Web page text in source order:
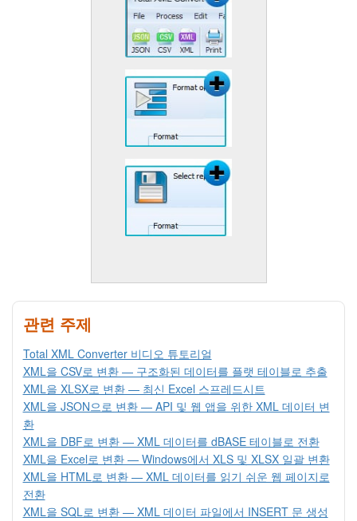
관련 주제
Total XML Converter 비디오 튜토리얼
XML을 CSV로 변환 — 구조화된 데이터를 플랫 테이블로 추출
XML을 XLSX로 변환 — 최신 Excel 스프레드시트
XML을 JSON으로 변환 — API 및 웹 앱을 위한 XML 데이터 변
환
XML을 DBF로 변환 — XML 데이터를 dBASE 테이블로 전환
XML을 Excel로 변환 — Windows에서 XLS 및 XLSX 일괄 변환
XML을 HTML로 변환 — XML 데이터를 읽기 쉬운 웹 페이지로
전환
XML을 SQL로 변환 — XML 데이터 파일에서 INSERT 문 생성